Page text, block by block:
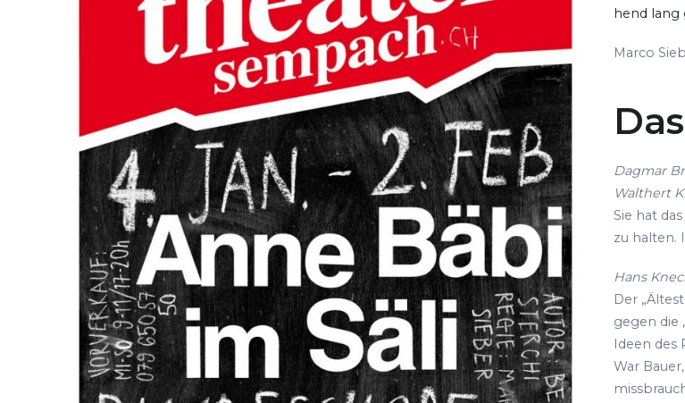
hend lang
Marco
Dagmar
Walthert
Sie hat
zu halten.
Hans
Der
gegen die
Ideen des
War